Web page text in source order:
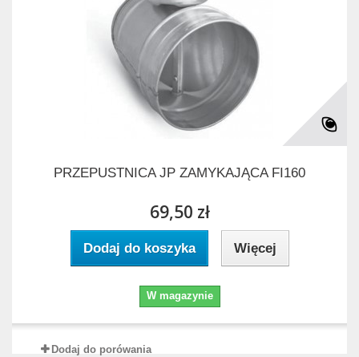
PRZEPUSTNICA JP ZAMYKAJĄCA FI160
69,50 zł
Dodaj do koszyka Więcej
W magazynie
Dodaj do porówania